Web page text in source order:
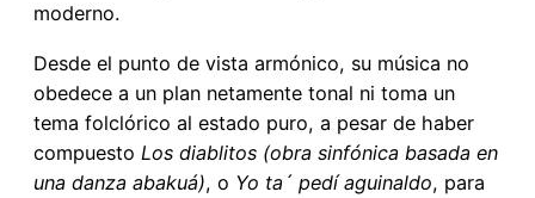
moderno.
Desde el punto de vista armónico, su música no
obedece a un plan netamente tonal ni toma un
tema folclórico al estado puro, a pesar de haber
compuesto Los diablitos (obra sinfónica basada en
una danza abakuá), o Yo ta´ pedí aguinaldo, para